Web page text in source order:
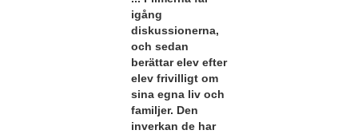
igång
diskussionerna,
och sedan
berättar elev efter
elev frivilligt om
sina egna liv och
familjer. Den
inverkan de har